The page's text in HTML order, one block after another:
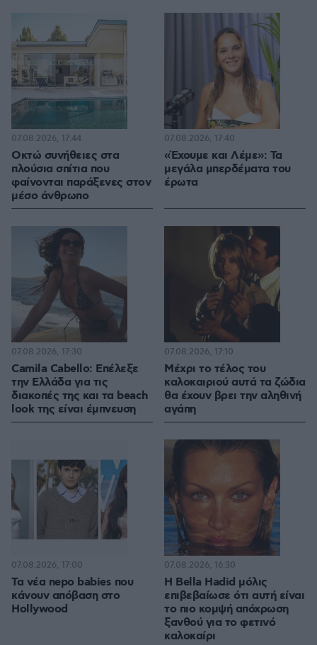
Οκτώ συνήθειες στα
πλούσια σπίτια που
φαίνονται παράξενες στον
μέσο άνθρωπο
07.08.2026, 17:44
«Έχουμε και Λέμε»: Τα
μεγάλα μπερδέματα του
έρωτα
07.08.2026, 17:40
Camila Cabello: Επέλεξε
την Ελλάδα για τις
διακοπές της και τα beach
look της είναι έμπνευση
07.08.2026, 17:30
Μέχρι το τέλος του
καλοκαιριού αυτά τα ζώδια
θα έχουν βρει την αληθινή
αγάπη
07.08.2026, 17:10
Τα νέα nepo babies που
κάνουν απόβαση στο
Hollywood
07.08.2026, 17:00
Η Bella Hadid μόλις
επιβεβαίωσε ότι αυτή είναι
το πιο κομψή απόχρωση
ξανθού για το φετινό
καλοκαίρι
07.08.2026, 16:30